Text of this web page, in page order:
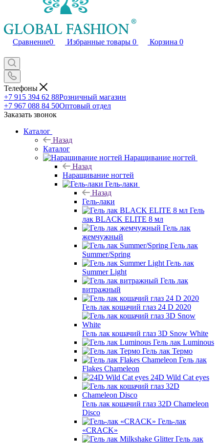
Сравнение0 Избранные товары 0 Корзина 0
Телефоны
+7 915 394 62 88Розничный магазин
+7 967 088 84 50Оптовый отдел
Заказать звонок
Каталог
Назад
Каталог
Наращивание ногтей
Назад
Наращивание ногтей
Гель-лаки
Назад
Гель-лаки
Гель
лак BLACK ELITE 8 мл
Гель лак
жемчужный
Гель лак
Summer/Spring
Гель лак
Summer Light
Гель лак
витражный
Гель лак кошачий глаз 24 D 2020
Гель лак кошачий глаз 3D Snow White
Гель лак Luminous
Гель лак Термо
Гель лак
Flakes Chameleon
24D Wild Cat eyes
Гель лак кошачий глаз 32D Chameleon
Disco
Гель-лак
«CRACK»
Гель лак